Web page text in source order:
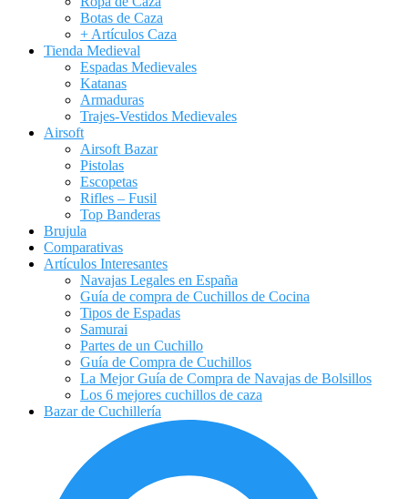
Botas de Caza
+ Artículos Caza
Tienda Medieval
Espadas Medievales
Katanas
Armaduras
Trajes-Vestidos Medievales
Airsoft
Airsoft Bazar
Pistolas
Escopetas
Rifles – Fusil
Top Banderas
Brujula
Comparativas
Artículos Interesantes
Navajas Legales en España
Guía de compra de Cuchillos de Cocina
Tipos de Espadas
Samurai
Partes de un Cuchillo
Guía de Compra de Cuchillos
La Mejor Guía de Compra de Navajas de Bolsillos
Los 6 mejores cuchillos de caza
Bazar de Cuchillería